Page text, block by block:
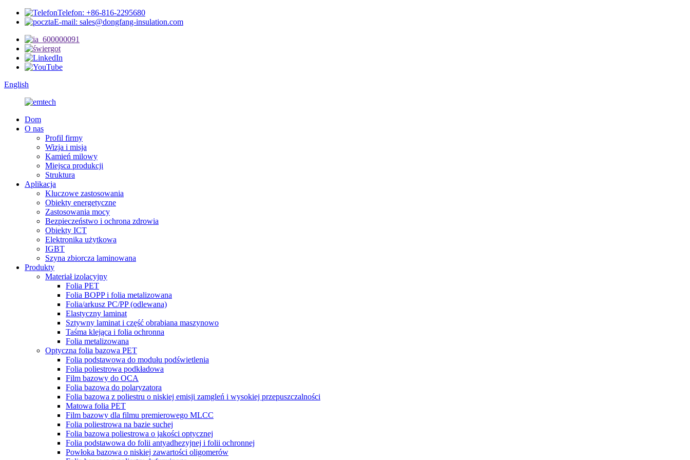
Telefon: +86-816-2295680
E-mail: sales@dongfang-insulation.com
English
Dom
O nas
Profil firmy
Wizja i misja
Kamień milowy
Miejsca produkcji
Struktura
Aplikacja
Kluczowe zastosowania
Obiekty energetyczne
Zastosowania mocy
Bezpieczeństwo i ochrona zdrowia
Obiekty ICT
Elektronika użytkowa
IGBT
Szyna zbiorcza laminowana
Produkty
Materiał izolacyjny
Folia PET
Folia BOPP i folia metalizowana
Folia/arkusz PC/PP (odlewana)
Elastyczny laminat
Sztywny laminat i część obrabiana maszynowo
Taśma klejąca i folia ochronna
Folia metalizowana
Optyczna folia bazowa PET
Folia podstawowa do modułu podświetlenia
Folia poliestrowa podkładowa
Film bazowy do OCA
Folia bazowa do polaryzatora
Folia bazowa z poliestru o niskiej emisji zamgleń i wysokiej przepuszczalności
Matowa folia PET
Film bazowy dla filmu premierowego MLCC
Folia poliestrowa na bazie suchej
Folia bazowa poliestrowa o jakości optycznej
Folia podstawowa do folii antyadhezyjnej i folii ochronnej
Powłoka bazowa o niskiej zawartości oligomerów